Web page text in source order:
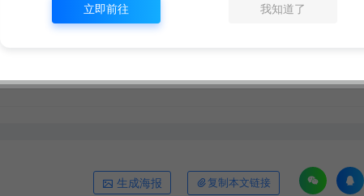
的实体“第二大脑”，软件硬件协同的终极形态
生成海报 复制本文链接
立即前往 我知道了